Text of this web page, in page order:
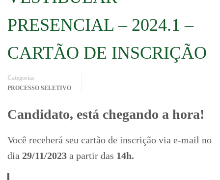
PRESENCIAL – 2024.1 –
CARTÃO DE INSCRIÇÃO
Categorias
PROCESSO SELETIVO
Candidato, está chegando a hora!
Você receberá seu cartão de inscrição via e-mail no
dia 29/11/2023 a partir das 14h.